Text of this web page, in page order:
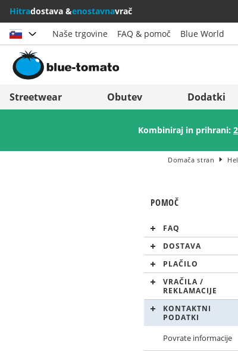
Hitradostava &enostavnavrač
Izberi državo
Österreich
Italia (Italiano)
Italien (Deutsch)
España
United Kingdom
Naše trgovine FAQ & pomoč Blue World
Streetwear Obutev Dodatki
Kombiniraj in prihrani:
Domača stran
POMOČ
FAQ
DOSTAVA
PLAČILO
VRAČILA /
REKLAMACIJE
KONTAKTNI
PODATKI
Povrate informacije